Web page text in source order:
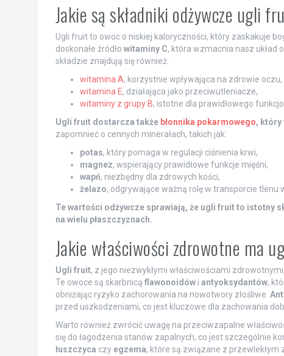
Jakie są składniki odżywcze ugli
Ugli fruit to owoc o niskiej kaloryczności, który zaskakuje
doskonałe źródło witaminy C, która wzmacnia nasz układ
składzie znajdują się również:
witamina A, korzystnie wpływająca na zdrowie oczu,
witamina E, działająca jako przeciwutleniacze,
witaminy z grupy B, istotne dla prawidłowego
Ugli fruit dostarcza także błonnika pokarmowego, który
zapomnieć o cennych minerałach, takich jak:
potas, który pomaga w regulacji ciśnienia krwi,
magnez, wspierający prawidłowe funkcje mięśni,
wapń, niezbędny dla zdrowych kości,
żelazo, odgrywające ważną rolę w transporcie tlenu
Te wartości odżywcze sprawiają, że ugli fruit to istotny
na wielu płaszczyznach.
Jakie właściwości zdrowotne ma
Ugli fruit, z jego niezwykłymi właściwościami
Te owoce są skarbnicą flawonoidówi antyoksydantów,
obniżając ryzyko zachorowania na nowotwory złośliwe.
przed uszkodzeniami, co jest kluczowe dla zachowania
Warto również zwrócić uwagę na przeciwzapalne
się do łagodzenia stanów zapalnych, co jest szczególnie
łuszczyca czy egzema, które są związane z